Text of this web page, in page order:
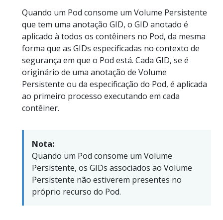
Quando um Pod consome um Volume Persistente
que tem uma anotação GID, o GID anotado é
aplicado à todos os contêiners no Pod, da mesma
forma que as GIDs especificadas no contexto de
segurança em que o Pod está. Cada GID, se é
originário de uma anotação de Volume
Persistente ou da especificação do Pod, é aplicada
ao primeiro processo executando em cada
contêiner.
Nota:
Quando um Pod consome um Volume
Persistente, os GIDs associados ao Volume
Persistente não estiverem presentes no
próprio recurso do Pod.